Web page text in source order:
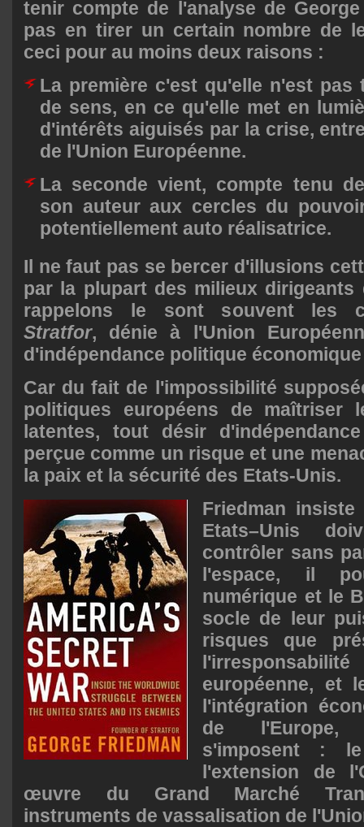
tenir compte de l'analyse de
pas en tirer un certain nombre de
ceci pour au moins deux raisons :
La première c'est qu'elle n'est pas
de sens, en ce qu'elle met en
d'intérêts aiguisés par la crise,
de l'Union Européenne.
La seconde vient, compte tenu
son auteur aux cercles du
potentiellement auto réalisatrice.
Il ne faut pas se bercer d'illusions
par la plupart des milieux dirigeants
rappelons le sont souvent les
Stratfor, dénie à l'Union
d'indépendance politique
Car du fait de l'impossibilité
politiques européens de maîtriser
latentes, tout désir
perçue comme un risque et une
la paix et la sécurité des Etats-Unis.
Friedman
Etats–Unis
contrôler sans
l'espace, il
numérique et le
socle de leur
risques que
européenne, et
l'intégration
de l'Europe,
s'imposent :
l'extension de
œuvre du Grand Marché
instruments de vassalisation de